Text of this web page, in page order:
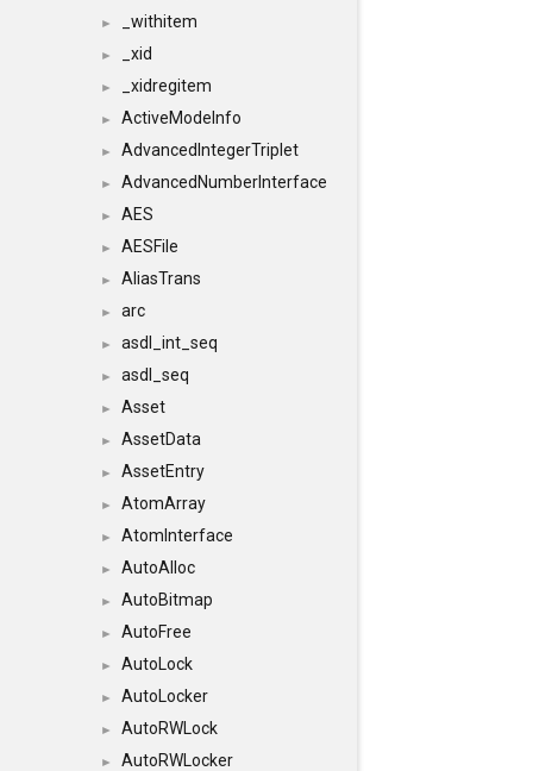
► _withitem
► _xid
► _xidregitem
► ActiveModeInfo
► AdvancedIntegerTriplet
► AdvancedNumberInterface
► AES
► AESFile
► AliasTrans
► arc
► asdl_int_seq
► asdl_seq
► Asset
► AssetData
► AssetEntry
► AtomArray
► AtomInterface
► AutoAlloc
► AutoBitmap
► AutoFree
► AutoLock
► AutoLocker
► AutoRWLock
► AutoRWLocker